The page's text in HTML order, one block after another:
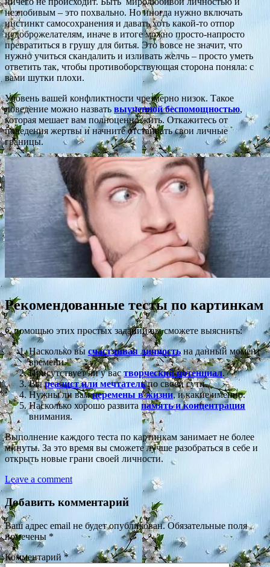
незлобивым – это похвально. Но иногда нужно включать
инстинкт самосохранения и давать хоть какой-то отпор
недоброжелателям, иначе в итоге можно просто-напросто
превратиться в грушу для битья. Это вовсе не значит, что
нужно учиться скандалить и изливать желчь – просто уметь
ответить так, чтобы противоборствующая сторона поняла: с
вами шутки плохи.
Уровень вашей конфликтности чрезмерно низок. Такое
поведение можно назвать выученной беспомощностью,
которая мешает вам полноценно жить. Откажитесь от
поведения жертвы и начните отстаивать свои личные
границы.
Рекомендованные тесты по картинкам
С помощью этих простых заданий вы сможете выяснить:
Насколько вы счастливая личностьна данный момент
времени.
Присутствует ли у вастворческий потенциал.
Выреалист или мечтательпо своей сути.
Нужны ли вамперемены в жизни, и какие именно.
Насколько хорошо развита память и концентрация
внимания.
Выполнение каждого теста по картинкам занимает не более
минуты. За это время вы сможете лучше разобраться в себе и
открыть новые грани своей личности.
Leave a comment
Добавить комментарий
Ваш адрес email не будет опубликован. Обязательные поля
помечены *
Комментарий*